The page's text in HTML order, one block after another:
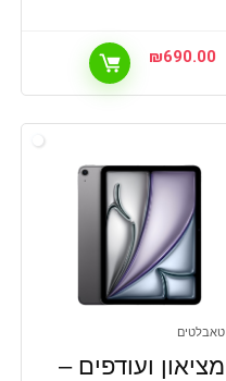
₪690.00
טאבלטים
מציאון ועודפים –